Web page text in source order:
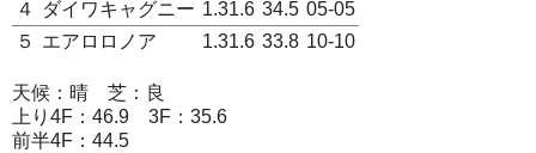
４
ダイワキャグニー 1.31.6 34.5 05-05
５
エアロロノア 1.31.6 33.8 10-10
天候：晴 芝：良
上り4F：46.9 3F：35.6
前半4F：44.5